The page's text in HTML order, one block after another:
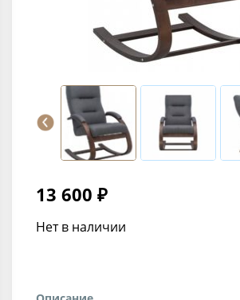
13 600 ₽
Нет в наличии